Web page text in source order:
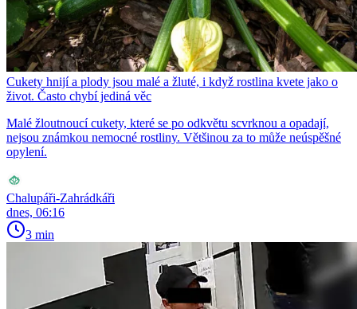
Cukety hnijí a plody jsou malé a žluté, i když rostlina kvete jako o
život. Často chybí jediná věc
Malé žloutnoucí cukety, které se po odkvětu scvrknou a opadají,
nejsou známkou nemocné rostliny. Většinou za to může neúspěšné
opylení.
Chalupáři-Zahrádkáři
dnes, 06:16
3 min